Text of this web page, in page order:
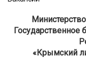
​«Крымский